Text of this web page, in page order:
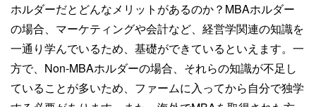
ホルダーだとどんなメリットがあるのか？MBAホルダー
の場合、マーケティングや会計など、経営学関連の知識を
一通り学んでいるため、基礎ができているといえます。一
方で、Non-MBAホルダーの場合、それらの知識が不足し
ていることが多いため、ファームに入ってから自分で独学